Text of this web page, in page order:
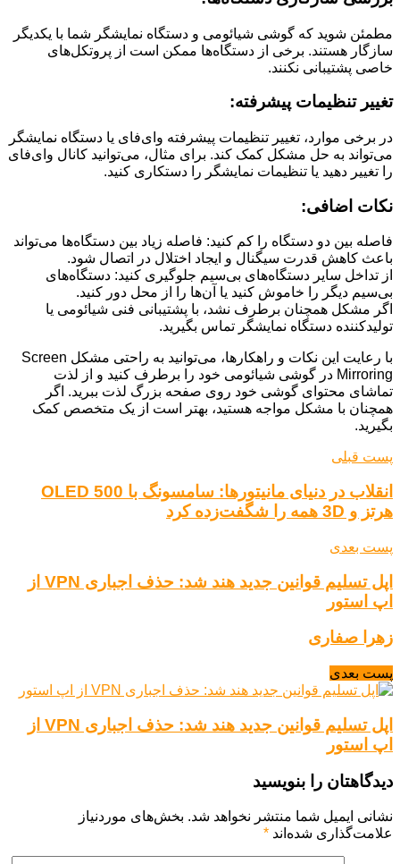
مطمئن شوید که گوشی شیائومی و دستگاه نمایشگر شما با یکدیگر
سازگار هستند. برخی از دستگاه‌ها ممکن است از پروتکل‌های
خاصی پشتیبانی نکنند.
تغییر تنظیمات پیشرفته:
در برخی موارد، تغییر تنظیمات پیشرفته وای‌فای یا دستگاه نمایشگر
می‌تواند به حل مشکل کمک کند. برای مثال، می‌توانید کانال وای‌فای
را تغییر دهید یا تنظیمات نمایشگر را دستکاری کنید.
نکات اضافی:
فاصله بین دو دستگاه را کم کنید: فاصله زیاد بین دستگاه‌ها می‌تواند
باعث کاهش قدرت سیگنال و ایجاد اختلال در اتصال شود.
از تداخل سایر دستگاه‌های بی‌سیم جلوگیری کنید: دستگاه‌های
بی‌سیم دیگر را خاموش کنید یا آن‌ها را از محل دور کنید.
اگر مشکل همچنان برطرف نشد، با پشتیبانی فنی شیائومی یا
تولیدکننده دستگاه نمایشگر تماس بگیرید.
با رعایت این نکات و راهکارها، می‌توانید به راحتی مشکل Screen
Mirroring در گوشی شیائومی خود را برطرف کنید و از لذت
تماشای محتوای گوشی خود روی صفحه بزرگ لذت ببرید. اگر
همچنان با مشکل مواجه هستید، بهتر است از یک متخصص کمک
بگیرید.
پست قبلی
انقلاب در دنیای مانیتورها: سامسونگ با OLED 500
هرتز و 3D همه را شگفت‌زده کرد
پست بعدی
اپل تسلیم قوانین جدید هند شد: حذف اجباری VPN از
اپ استور
زهرا صفاری
پست بعدی
اپل تسلیم قوانین جدید هند شد: حذف اجباری VPN از
اپ استور
دیدگاهتان را بنویسید
نشانی ایمیل شما منتشر نخواهد شد. بخش‌های موردنیاز
علامت‌گذاری شده‌اند *